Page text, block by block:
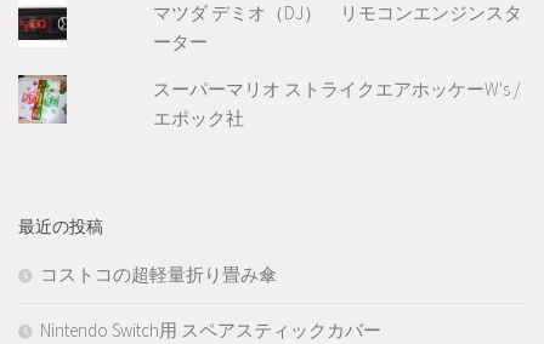
マツダ デミオ（DJ） リモコンエンジンスタ
ーター
スーパーマリオ ストライクエアホッケーW's /
エポック社
最近の投稿
コストコの超軽量折り畳み傘
Nintendo Switch用 スペアスティックカバー